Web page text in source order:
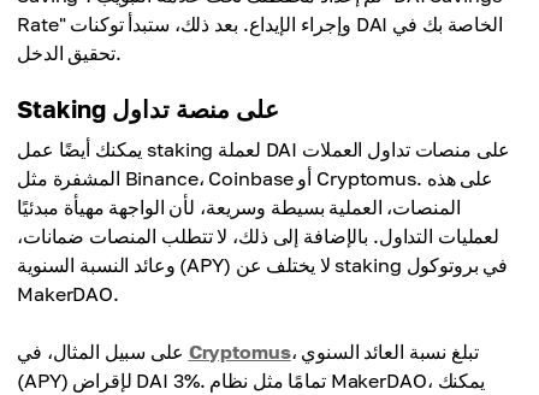
Rate" وإجراء الإيداع. بعد ذلك، ستبدأ توكنات DAI الخاصة بك في
تحقيق الدخل.
Staking على منصة تداول
يمكنك أيضًا عمل staking لعملة DAI على منصات تداول العملات
المشفرة مثل Binance، Coinbase أو Cryptomus. على هذه
المنصات، العملية بسيطة وسريعة، لأن الواجهة مهيأة مبدئيًا
لعمليات التداول. بالإضافة إلى ذلك، لا تتطلب المنصات ضمانات،
وعائد النسبة السنوية (APY) لا يختلف عن staking في بروتوكول
MakerDAO.
Cryptomus، تبلغ نسبة العائد السنوي
(APY) لإقراض DAI 3%. تمامًا مثل نظام MakerDAO، يمكنك